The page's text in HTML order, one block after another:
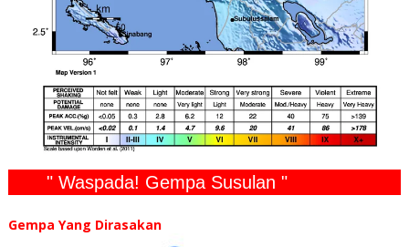
" Waspada! Gempa Susulan "
Gempa Yang Dirasakan